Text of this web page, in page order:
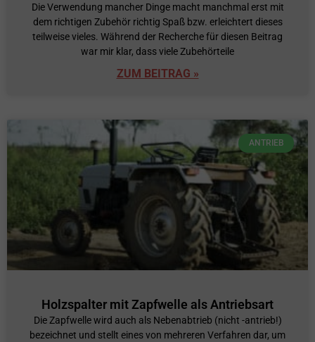
Die Verwendung mancher Dinge macht manchmal erst mit
dem richtigen Zubehör richtig Spaß bzw. erleichtert dieses
teilweise vieles. Während der Recherche für diesen Beitrag
war mir klar, dass viele Zubehörteile
ZUM BEITRAG »
ANTRIEB
Holzspalter mit Zapfwelle als Antriebsart
Die Zapfwelle wird auch als Nebenabtrieb (nicht -antrieb!)
bezeichnet und stellt eines von mehreren Verfahren dar, um